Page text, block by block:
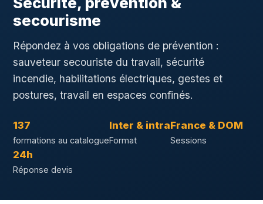
secourisme
Répondez à vos obligations de prévention :
sauveteur secouriste du travail, sécurité
incendie, habilitations électriques, gestes et
postures, travail en espaces confinés.
137
formations au catalogue
Inter & intra
Format
France & DOM
Sessions
24h
Réponse devis